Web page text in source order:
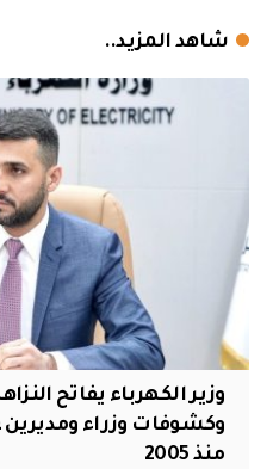
شاهد المزيد..
وزير الكهرباء يفاتح
وكشوفات وزراء ومديرين
منذ 2005